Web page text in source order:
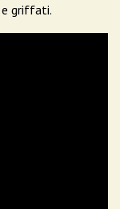
e griffati.